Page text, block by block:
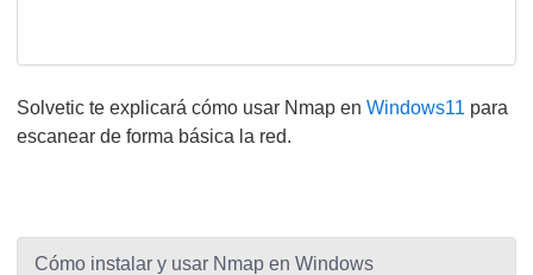
Solvetic te explicará cómo usar Nmap en Windows11 para
escanear de forma básica la red.
Cómo instalar y usar Nmap en Windows